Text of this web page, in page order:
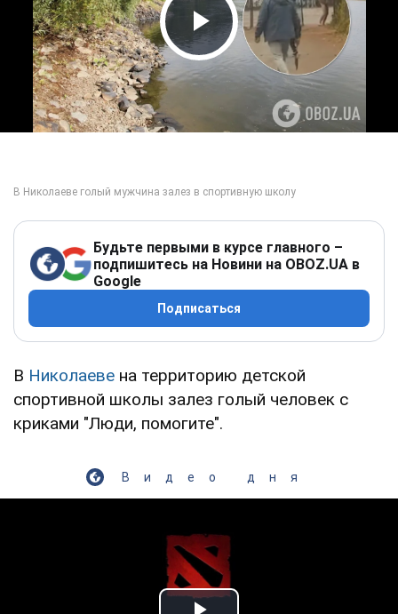
Play Video
Будьте первыми в курсе главного –
подпишитесь на Новини на OBOZ.UA в
Google
Подписаться
В Николаеве на территорию детской
спортивной школы залез голый человек с
криками "Люди, помогите".
Видео дня